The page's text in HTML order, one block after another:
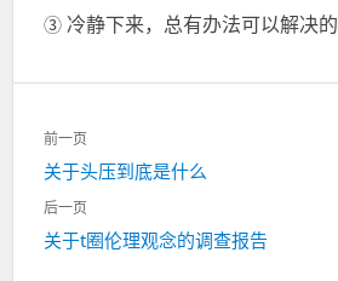
③ 冷静下来，总有办法可以解决的
文
章
导
航
前一页
上
一
关于头压到底是什么
后一页
下
关于t圈伦理观念的调查报告